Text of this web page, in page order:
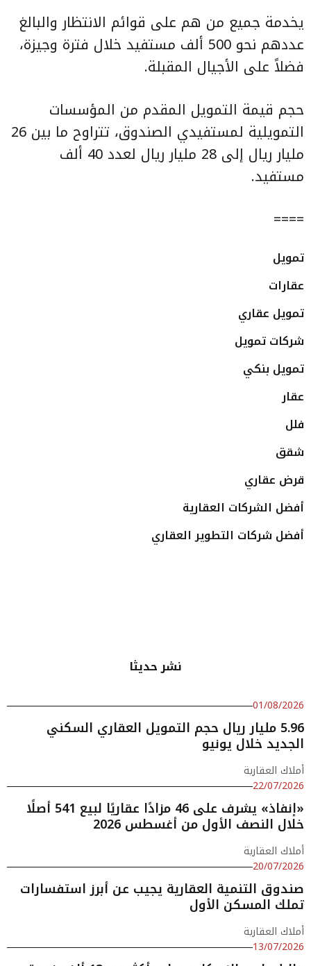
يخدمة جميع من هم على قوائم الانتظار والبالغ
عددهم نحو 500 ألف مستفيد خلال فترة وجيزة،
فضلاً على الأجيال المقبلة.
حجم قيمة التمويل المقدم من المؤسسات
التمويلية لمستفيدي الصندوق، تتراوح ما بين 26
مليار ريال إلى 28 مليار ريال لعدد 40 ألف
مستفيد.
====
تمويل
عقارات
تمويل عقاري
شركات تمويل
تمويل بنكي
عقار
فلل
شقق
قرض عقاري
أفضل الشركات العقارية
أفضل شركات التطوير العقاري
نشر حديثا
01/08/2026
5.96 مليار ريال حجم التمويل العقاري السكني
الجديد خلال يونيو
أملاك العقارية
22/07/2026
«إنفاذ» يشرف على 46 مزادًا عقاريًا لبيع 541 أصلًا
خلال النصف الأول من أغسطس 2026
أملاك العقارية
20/07/2026
صندوق التنمية العقارية يجيب عن أبرز استفسارات
تملك المسكن الأول
أملاك العقارية
13/07/2026